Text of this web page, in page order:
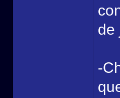
de
-